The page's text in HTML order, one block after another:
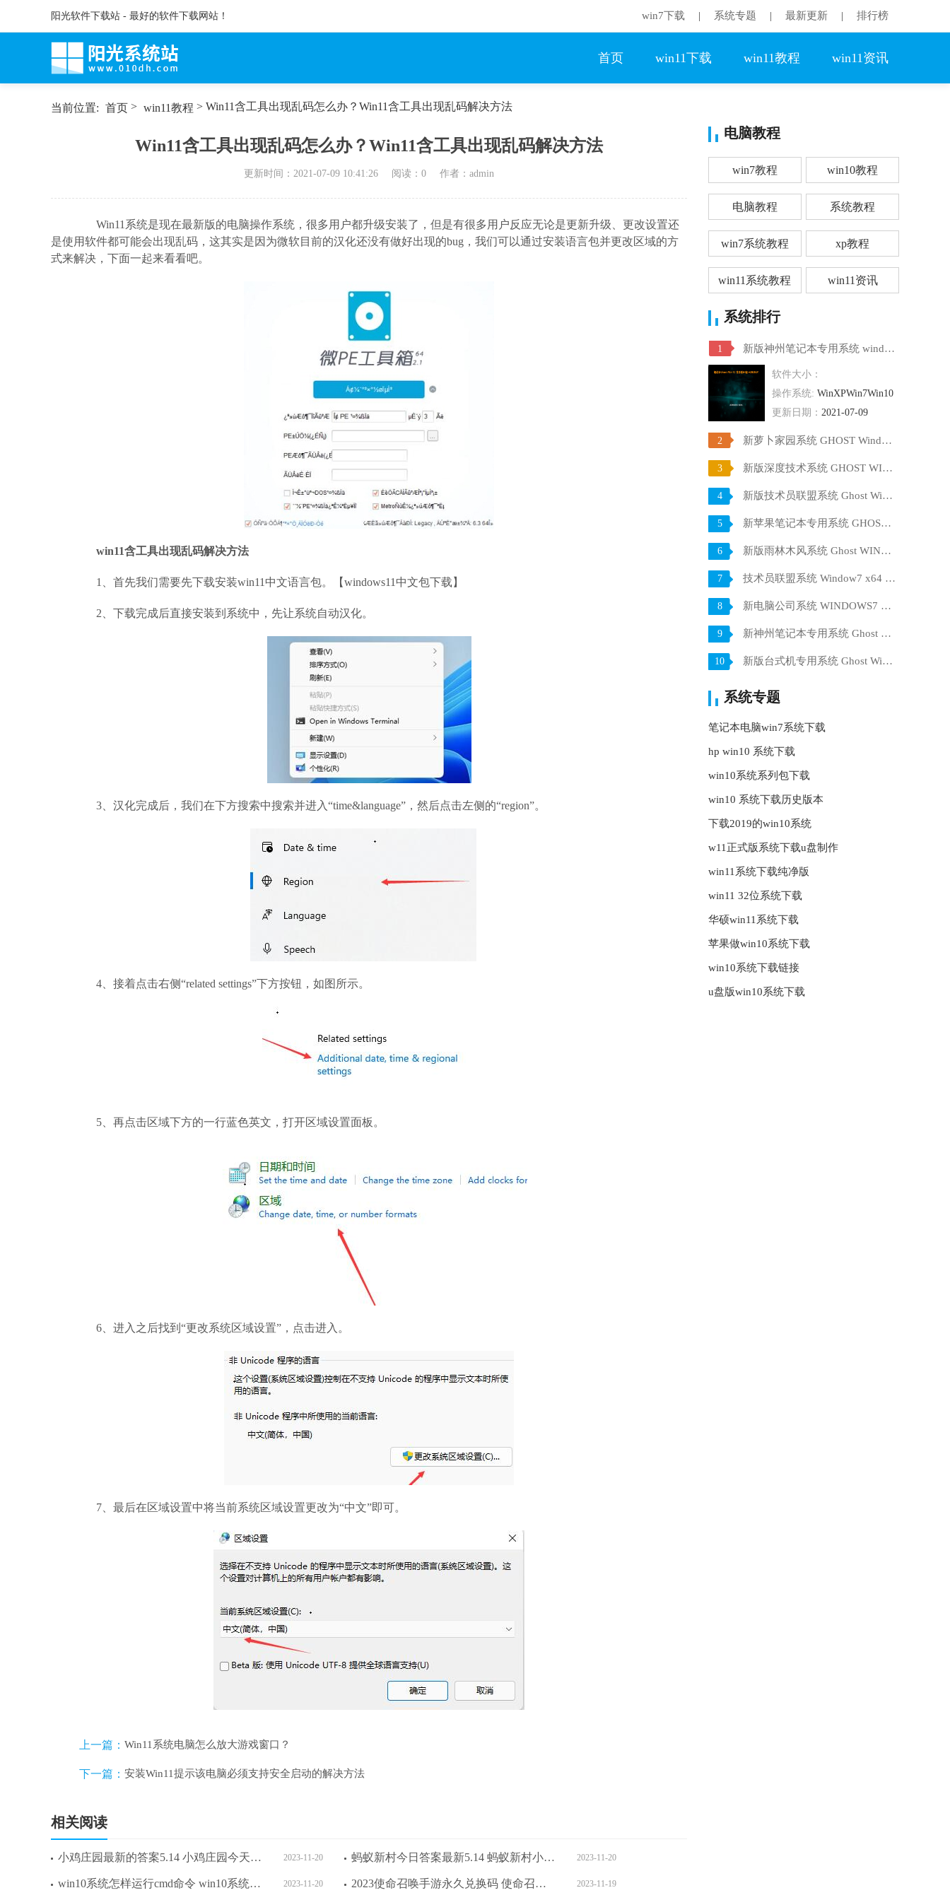
阳光软件下载站 - 最好的软件下载网站！ win7下载 系统专题 最新更新 排行榜
首页 win11下载 win11教程 win11资讯
当前位置: 首页 > win11教程 > Win11含工具出现乱码怎么办？Win11含工具出现乱码解决方法
Win11含工具出现乱码怎么办？Win11含工具出现乱码解决方法
更新时间： 2021-07-09 10:41:26 阅读： 0 作者：admin
Win11系统是现在最新版的电脑操作系统，很多用户都升级安装了，但是有很多用户反应无论是更新升级、更改设置还
是使用软件都可能会出现乱码，这其实是因为微软目前的汉化还没有做好出现的bug，我们可以通过安装语言包并更改区域的方
式来解决，下面一起来看看吧。
win11含工具出现乱码解决方法
1、首先我们需要先下载安装win11中文语言包。【windows11中文包下载】
2、下载完成后直接安装到系统中，先让系统自动汉化。
3、汉化完成后，我们在下方搜索中搜索并进入“time&language”，然后点击左侧的“region”。
4、接着点击右侧“related settings”下方按钮，如图所示。
5、再点击区域下方的一行蓝色英文，打开区域设置面板。
6、进入之后找到“更改系统区域设置”，点击进入。
7、最后在区域设置中将当前系统区域设置更改为“中文”即可。
上一篇： Win11系统电脑怎么放大游戏窗口？
下一篇： 安装Win11提示该电脑必须支持安全启动的解决方法
相关阅读
小鸡庄园最新的答案5.14 小鸡庄园今天答案最新版2023.5.14 2023-11-20
win10系统怎样运行cmd命令 win10系统运行cmd命令方法介绍 2023-11-20
蚂蚁新村今日答案最新5.14 蚂蚁新村小课堂今日答案最新5月14日 2023-11-20
2023使命召唤手游永久兑换码 使命召唤手游永久兑换码2023最新大全 2023-11-19
电脑教程
win7教程 win10教程
电脑教程 系统教程
win7系统教程 xp教程
win11系统教程 win11资讯
系统排行
1 新版神州笔记本专用系统 windows10 64位 SP1 家庭旗舰版 V2021.07
软件大小：
操作系统: WinXPWin7Win10
更新日期： 2021-07-09
2 新萝卜家园系统 GHOST Windows10 X64 SP1 稳定装机版 V2021.07
3 新版深度技术系统 GHOST WIN10 X64 SP1 通用旗舰版 V2021.07
4 新版技术员联盟系统 Ghost Win10 X64 稳定装机版 V2021.07
5 新苹果笔记本专用系统 GHOST Window7 86 官方稳定版 V2021.07
6 新版雨林木风系统 Ghost WINDOWS7 X32位 SP1 快速装机版 V2021.07
7 技术员联盟系统 Window7 x64 旗舰版原版ISO下载 V2021.07
8 新电脑公司系统 WINDOWS7 X32位 装机旗舰版下载 V2021.07
9 新神州笔记本专用系统 Ghost win7 x64 装机稳定版 V2021.07
10 新版台式机专用系统 Ghost Win10 32位 旗舰版 V2021.07
系统专题
笔记本电脑win7系统下载
hp win10 系统下载
win10系统系列包下载
win10 系统下载历史版本
下载2019的win10系统
w11正式版系统下载u盘制作
win11系统下载纯净版
win11 32位系统下载
华硕win11系统下载
苹果做win10系统下载
win10系统下载链接
u盘版win10系统下载